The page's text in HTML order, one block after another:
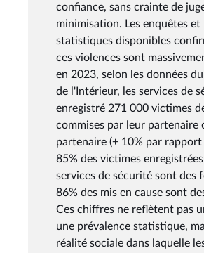
confiance, sans crainte de
minimisation. Les enquêtes et
statistiques disponibles
ces violences sont
en 2023, selon les données
de l'Intérieur, les services de
enregistré 271 000 victimes
commises par leur partenaire
partenaire (+ 10% par rapport
85% des victimes
services de sécurité sont des
86% des mis en cause sont
Ces chiffres ne reflètent pas
une prévalence statistique,
réalité sociale dans laquelle